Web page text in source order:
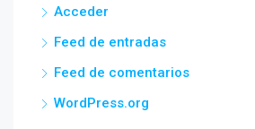
Acceder
Feed de entradas
Feed de comentarios
WordPress.org